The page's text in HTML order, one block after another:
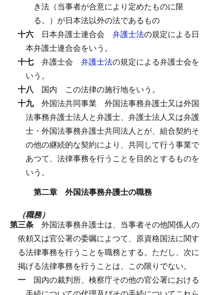
き法（当事者が合意により定めたものに限
る。）が日本法以外の法であるもの
十六 日本弁護士連合会 弁護士法の規定による日
本弁護士連合会をいう。
十七 弁護士会 弁護士法の規定による弁護士会を
いう。
十八 国内
この法律の施行地をいう。
十九 外国法共同事業
外国法事務弁護士又は外国
法事務弁護士法人と弁護士、弁護士法人又は弁護
士・外国法事務弁護士共同法人とが、組合契約そ
の他の継続的な契約により、共同して行う事業で
あつて、法律事務を行うことを目的とするものを
いう。
第二章 外国法事務弁護士の職務
（職務）
第三条 外国法事務弁護士は、当事者その他関係人の
依頼又は官公署の委嘱によつて、原資格国法に関す
る法律事務を行うことを職務とする。 ただし、次に
掲げる法律事務を行うことは、この限りでない。
一 国内の裁判所、検察庁その他の官公署における